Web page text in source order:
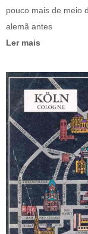
pouco mais de meio
alemã antes
Ler mais